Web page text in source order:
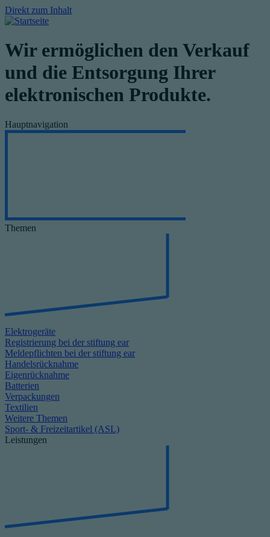
Direkt zum Inhalt
Wir ermöglichen den Verkauf
und die Entsorgung Ihrer
elektronischen Produkte.
Hauptnavigation
Themen
Elektrogeräte
Registrierung bei der stiftung ear
Meldepflichten bei der stiftung ear
Handelsrücknahme
Eigenrücknahme
Batterien
Verpackungen
Textilien
Weitere Themen
Sport- & Freizeitartikel (ASL)
Leistungen